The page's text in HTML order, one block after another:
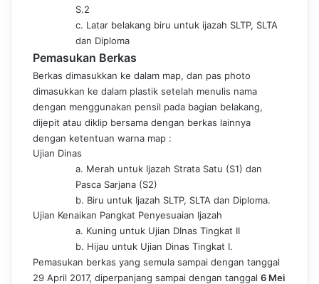
S.2
c. Latar belakang biru untuk ijazah SLTP, SLTA
dan Diploma
Pemasukan Berkas
Berkas dimasukkan ke dalam map, dan pas photo
dimasukkan ke dalam plastik setelah menulis nama
dengan menggunakan pensil pada bagian belakang,
dijepit atau diklip bersama dengan berkas lainnya
dengan ketentuan warna map :
Ujian Dinas
a. Merah untuk Ijazah Strata Satu (S1) dan
Pasca Sarjana (S2)
b. Biru untuk Ijazah SLTP, SLTA dan Diploma.
Ujian Kenaikan Pangkat Penyesuaian Ijazah
a. Kuning untuk Ujian DInas Tingkat II
b. Hijau untuk Ujian Dinas Tingkat I.
Pemasukan berkas yang semula sampai dengan tanggal
29 April 2017, diperpanjang sampai dengan tanggal 6 Mei